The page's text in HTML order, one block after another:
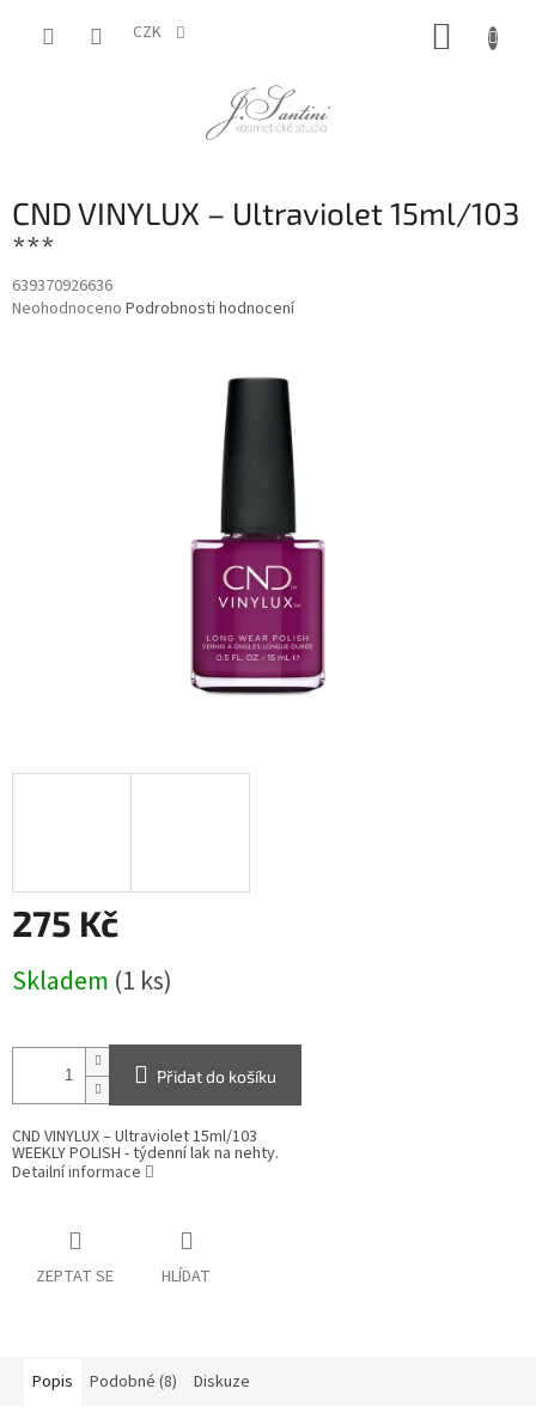
CZK
CND VINYLUX – Ultraviolet 15ml/103
***
639370926636
Průměrné
Neohodnoceno Podrobnosti hodnocení
275 Kč
cena:
Skladem (1 ks)
Přidat do košíku
CND VINYLUX – Ultraviolet 15ml/103
WEEKLY POLISH - týdenní lak na nehty.
Detailní informace
ZEPTAT SE HLÍDAT
Popis Podobné (8) Diskuze